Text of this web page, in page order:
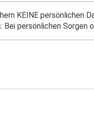
KEINE persönlichen
Bei persönlichen Sorgen